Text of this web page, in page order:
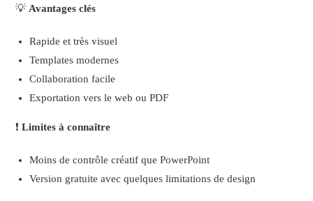
💡 Avantages clés
Rapide et très visuel
Templates modernes
Collaboration facile
Exportation vers le web ou PDF
❗Limites à connaître
Moins de contrôle créatif que PowerPoint
Version gratuite avec quelques limitations de design